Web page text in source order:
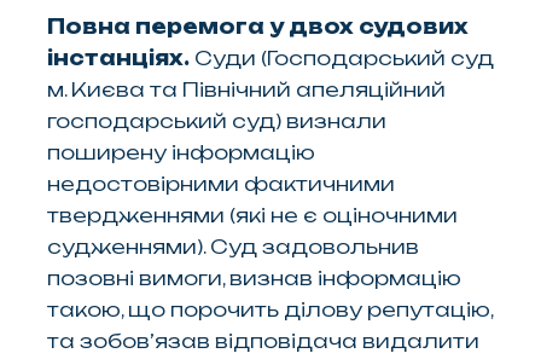
Повна перемога у двох судових
інстанціях. Суди (Господарський суд
м. Києва та Північний апеляційний
господарський суд) визнали
поширену інформацію
недостовірними фактичними
твердженнями (які не є оціночними
судженнями). Суд задовольнив
позовні вимоги, визнав інформацію
такою, що порочить ділову репутацію,
та зобов’язав відповідача видалити